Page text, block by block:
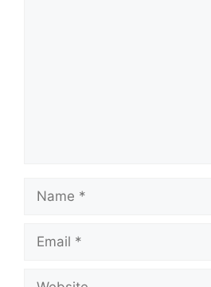
Name
Email
Website